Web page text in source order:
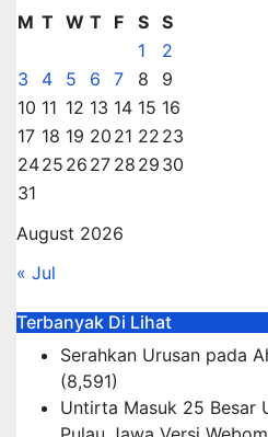
August 2026
M T W T F S S
1
2
3
4 5 6 7 8
9
10 11 12 13 14 15 16
17 18 19 20 21 22 23
2425 26 27 28 29 30
31
« Jul
Terbanyak Di Lihat
Serahkan Urusan pada
(8,591)
Untirta Masuk 25 Besar